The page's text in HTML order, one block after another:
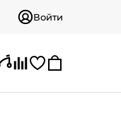
Войти